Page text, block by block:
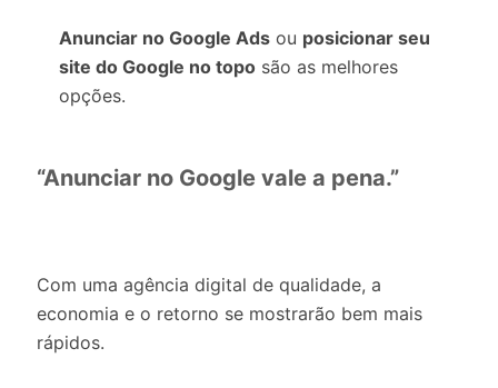
Anunciar no Google Ads ou posicionar seu
site do Google no topo são as melhores
opções.
“Anunciar no Google vale a pena.”
Com uma agência digital de qualidade, a
economia e o retorno se mostrarão bem mais
rápidos.